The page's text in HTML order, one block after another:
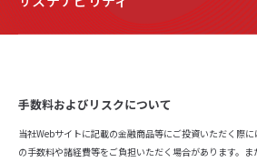
手数料およびリスクについて
当社Webサイトに記載の金融商品等にご投資いただく際
の手数料や諸経費等をご負担いただく場合があります。